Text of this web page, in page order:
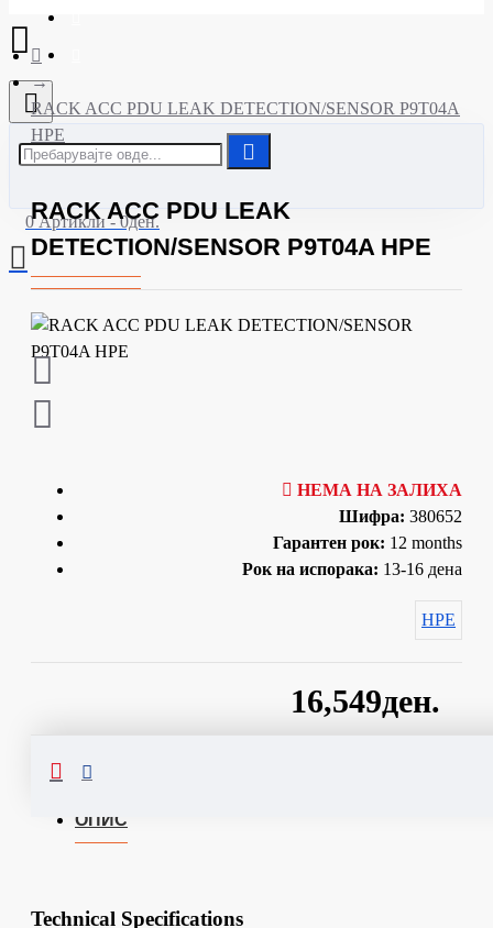
0 Артикли - 0ден.
RACK ACC PDU LEAK DETECTION/SENSOR P9T04A
HPE
RACK ACC PDU LEAK
DETECTION/SENSOR P9T04A HPE
16,549ден.
НЕМА НА ЗАЛИХА
Шифра: 380652
Гарантен рок: 12 months
Рок на испорака: 13-16 дена
HPE
ОПИС
Technical Specifications